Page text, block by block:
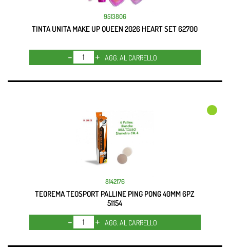
9513806
TINTA UNITA MAKE UP QUEEN 2026 HEART SET 62700
Quantità
AGG. AL CARRELLO
8142176
TEOREMA TEOSPORT PALLINE PING PONG 40MM 6PZ
51154
Quantità
AGG. AL CARRELLO